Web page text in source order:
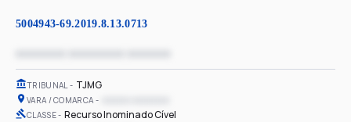
5004943-69.2019.8.13.0713
TRIBUNAL TJMG
VARA / COMARCA
CLASSE Recurso Inominado Cível